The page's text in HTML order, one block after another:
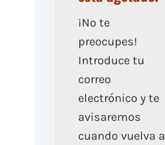
¡No te
preocupes!
Introduce tu
correo
electrónico y te
avisaremos
cuando vuelva a